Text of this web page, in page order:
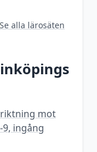
Se alla lärosäten
mot
ingång